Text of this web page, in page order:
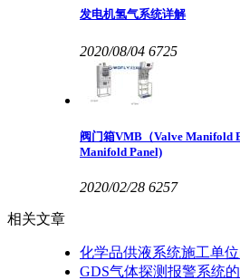
发电机氢气系统详解
2020/08/04 6725
阀门箱VMB（Valve Manifold
Manifold Panel)
2020/02/28 6257
相关文章
化学品供液系统施工单
GDS气体探测报警系统